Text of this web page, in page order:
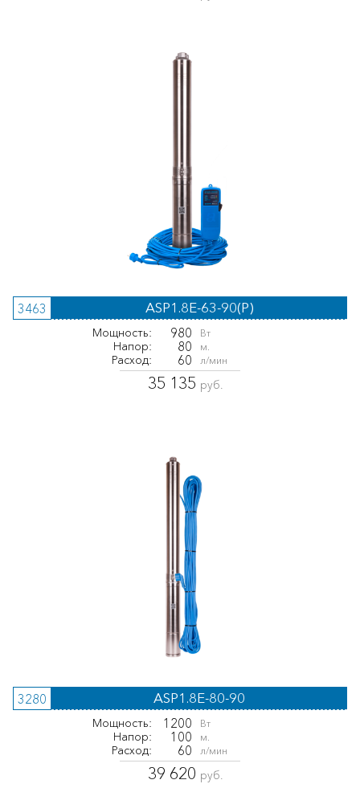
3463 ASP1.8E-63-90(P)
Мощность: 980 Вт
Напор: 80 м.
Расход: 60 л/мин
35 135 руб.
3280 ASP1.8E-80-90
Мощность: 1200 Вт
Напор: 100 м.
Расход: 60 л/мин
39 620 руб.